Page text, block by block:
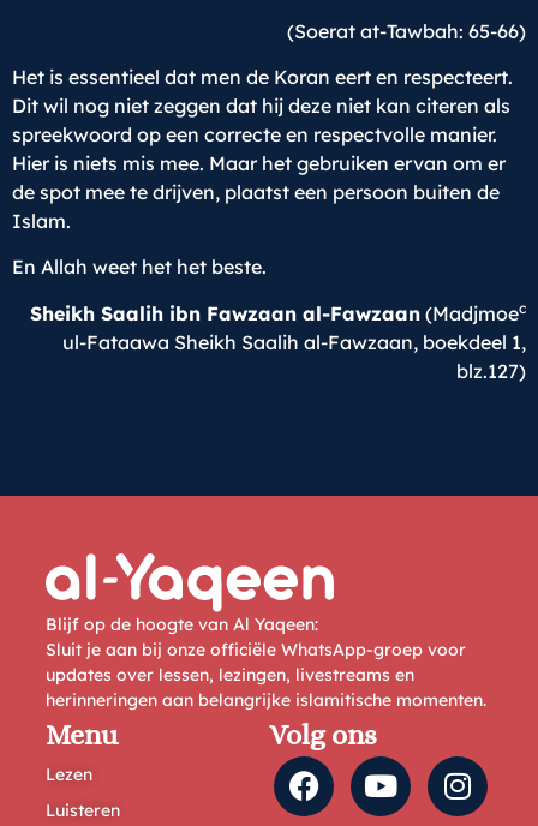
(Soerat at-Tawbah: 65-66)
Het is essentieel dat men de Koran eert en respecteert.
Dit wil nog niet zeggen dat hij deze niet kan citeren als
spreekwoord op een correcte en respectvolle manier.
Hier is niets mis mee. Maar het gebruiken ervan om er
de spot mee te drijven, plaatst een persoon buiten de
Islam.
En Allah weet het het beste.
Sheikh Saalih ibn Fawzaan al-Fawzaan (Madjmoec
ul-Fataawa Sheikh Saalih al-Fawzaan, boekdeel 1,
blz.127)
Blijf op de hoogte van Al Yaqeen:
Sluit je aan bij onze officiële WhatsApp-groep voor
updates over lessen, lezingen, livestreams en
herinneringen aan belangrijke islamitische momenten.
Menu
Lezen
Luisteren
Volg ons